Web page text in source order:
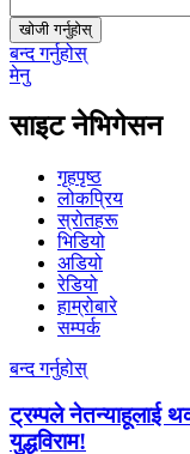
खोजी गर्नुहोस्
बन्द गर्नुहोस्
मेनु
साइट नेभिगेसन
गृहपृष्ठ
लोकप्रिय
स्रोतहरू
भिडियो
अडियो
रेडियो
हाम्रोबारे
सम्पर्क
बन्द गर्नुहोस्
ट्रम्पले नेतन्याहूलाई
युद्धविराम!